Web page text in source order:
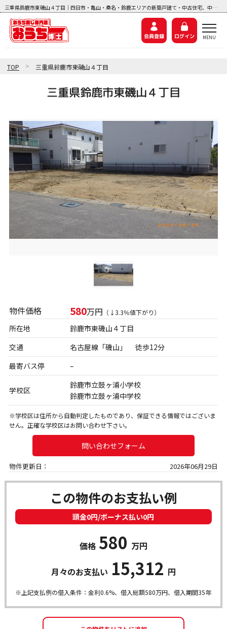
三重県鈴鹿市東磯山４丁目｜四日市・亀山・桑名・鈴鹿エリアの新築戸建て・中古住宅、中古マンション、土地探しなら『おうち博士ナビ』
会員登録 ログイン
TOP > 三重県鈴鹿市東磯山４丁目
三重県鈴鹿市東磯山４丁目
物件価格 580万円 （↓3.3％値下がり）
所在地
鈴鹿市東磯山４丁目
交通
名古屋線「磯山」 徒歩12分
最寄バス停
–
学校区
鈴鹿市立鼓ヶ浦小学校
鈴鹿市立鼓ヶ浦中学校
※学校区は住所から自動判定したものであり、保証できる情報ではございま
せん。正確な学校区はお問い合わせ下さい。
問い合わせフォーム
物件更新日： 2026年06月29日
この物件のお支払い例
頭金0円/ボーナス払い0円
価格 580 万円
月々のお支払い 15,312 円
※上記支払例の借入条件：金利0.6%、借入総額580万円、借入期間35年